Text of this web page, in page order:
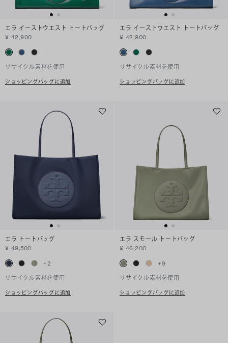
エラ イーストウエスト トートバッグ
¥ 42,900
リサイクル素材を使用
ショッピングバッグに追加
エラ イーストウエスト トートバッグ
¥ 42,900
リサイクル素材を使用
ショッピングバッグに追加
エラ トートバッグ
¥ 49,500
+2
リサイクル素材を使用
ショッピングバッグに追加
エラ スモール トートバッグ
¥ 46,200
+9
リサイクル素材を使用
ショッピングバッグに追加